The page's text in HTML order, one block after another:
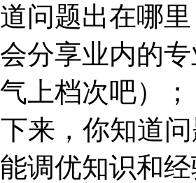
问题出在哪
分享业内的
上档次吧）；
来，你知道
调优知识和